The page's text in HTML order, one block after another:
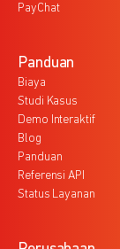
PayChat
Panduan
Biaya
Studi Kasus
Demo Interaktif
Blog
Panduan
Referensi API
Status Layanan